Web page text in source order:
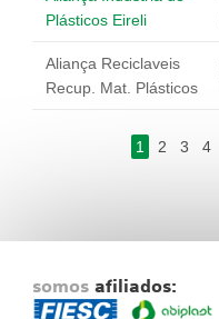
Plásticos Eireli
Aliança Reciclaveis
Recup. Mat. Plásticos
1 2 3 4
somos afiliados: